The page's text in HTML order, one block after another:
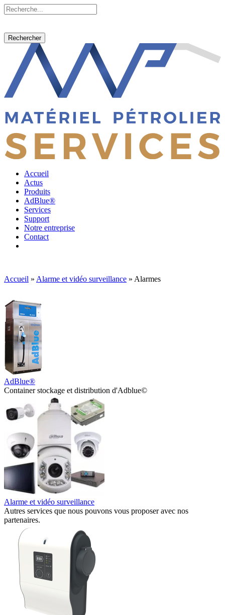
Rechercher
Accueil
Actus
Produits
AdBlue®
Services
Support
Notre entreprise
Contact
Accueil » Alarme et vidéo surveillance » Alarmes
AdBlue®
Container stockage et distribution d'Adblue©
Alarme et vidéo surveillance
Autres services que nous pouvons vous proposer avec nos
partenaires.